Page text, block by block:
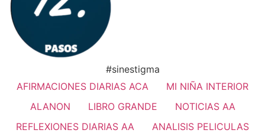
#sinestigma
AFIRMACIONES DIARIAS ACA
MI NIÑA INTERIOR
ALANON
LIBRO GRANDE
NOTICIAS AA
REFLEXIONES DIARIAS AA
ANALISIS PELICULAS